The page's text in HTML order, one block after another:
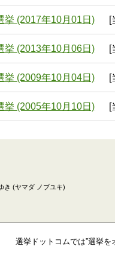
挙 (2017年10月01日) [
挙 (2013年10月06日) [
挙 (2009年10月04日) [
挙 (2005年10月10日) [
き (ヤマダ ノブユキ)
選挙ドットコムでは”選挙